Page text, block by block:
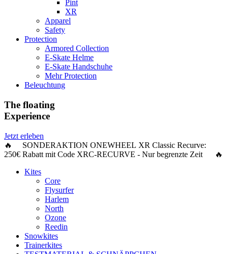
Pint
XR
Apparel
Safety
Protection
Armored Collection
E-Skate Helme
E-Skate Handschuhe
Mehr Protection
Beleuchtung
The floating
Experience
Jetzt erleben
🔥 SONDERAKTION ONEWHEEL XR Classic Recurve:
250€ Rabatt mit Code XRC-RECURVE - Nur begrenzte Zeit 🔥
Kites
Core
Flysurfer
Harlem
North
Ozone
Reedin
Snowkites
Trainerkites